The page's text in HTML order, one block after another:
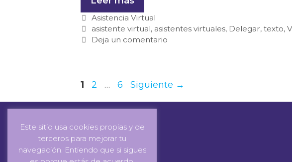
Asistencia Virtual
asistente virtual, asistentes virtuales, Delegar,texto,
Deja un comentario
1 2 … 6 Siguiente →
Este sitio usa cookies propias y de
terceros para mejorar tu
navegación. Entiendo que si sigues